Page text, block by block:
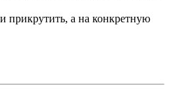
прикрутить, а на конкретную